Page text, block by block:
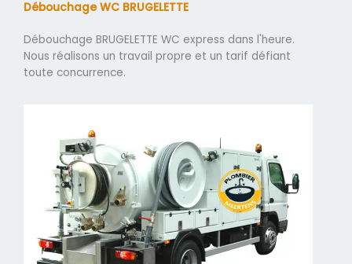
Débouchage WC BRUGELETTE
Débouchage BRUGELETTE WC express dans l'heure.
Nous réalisons un travail propre et un tarif défiant
toute concurrence.